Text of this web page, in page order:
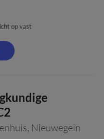
op vast
, Nieuwegein